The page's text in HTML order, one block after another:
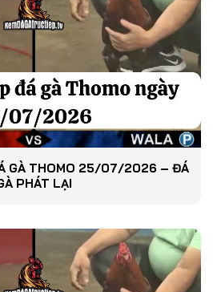
GÀ THOMO 25/07/2026 – ĐÁ
PHÁT LẠI